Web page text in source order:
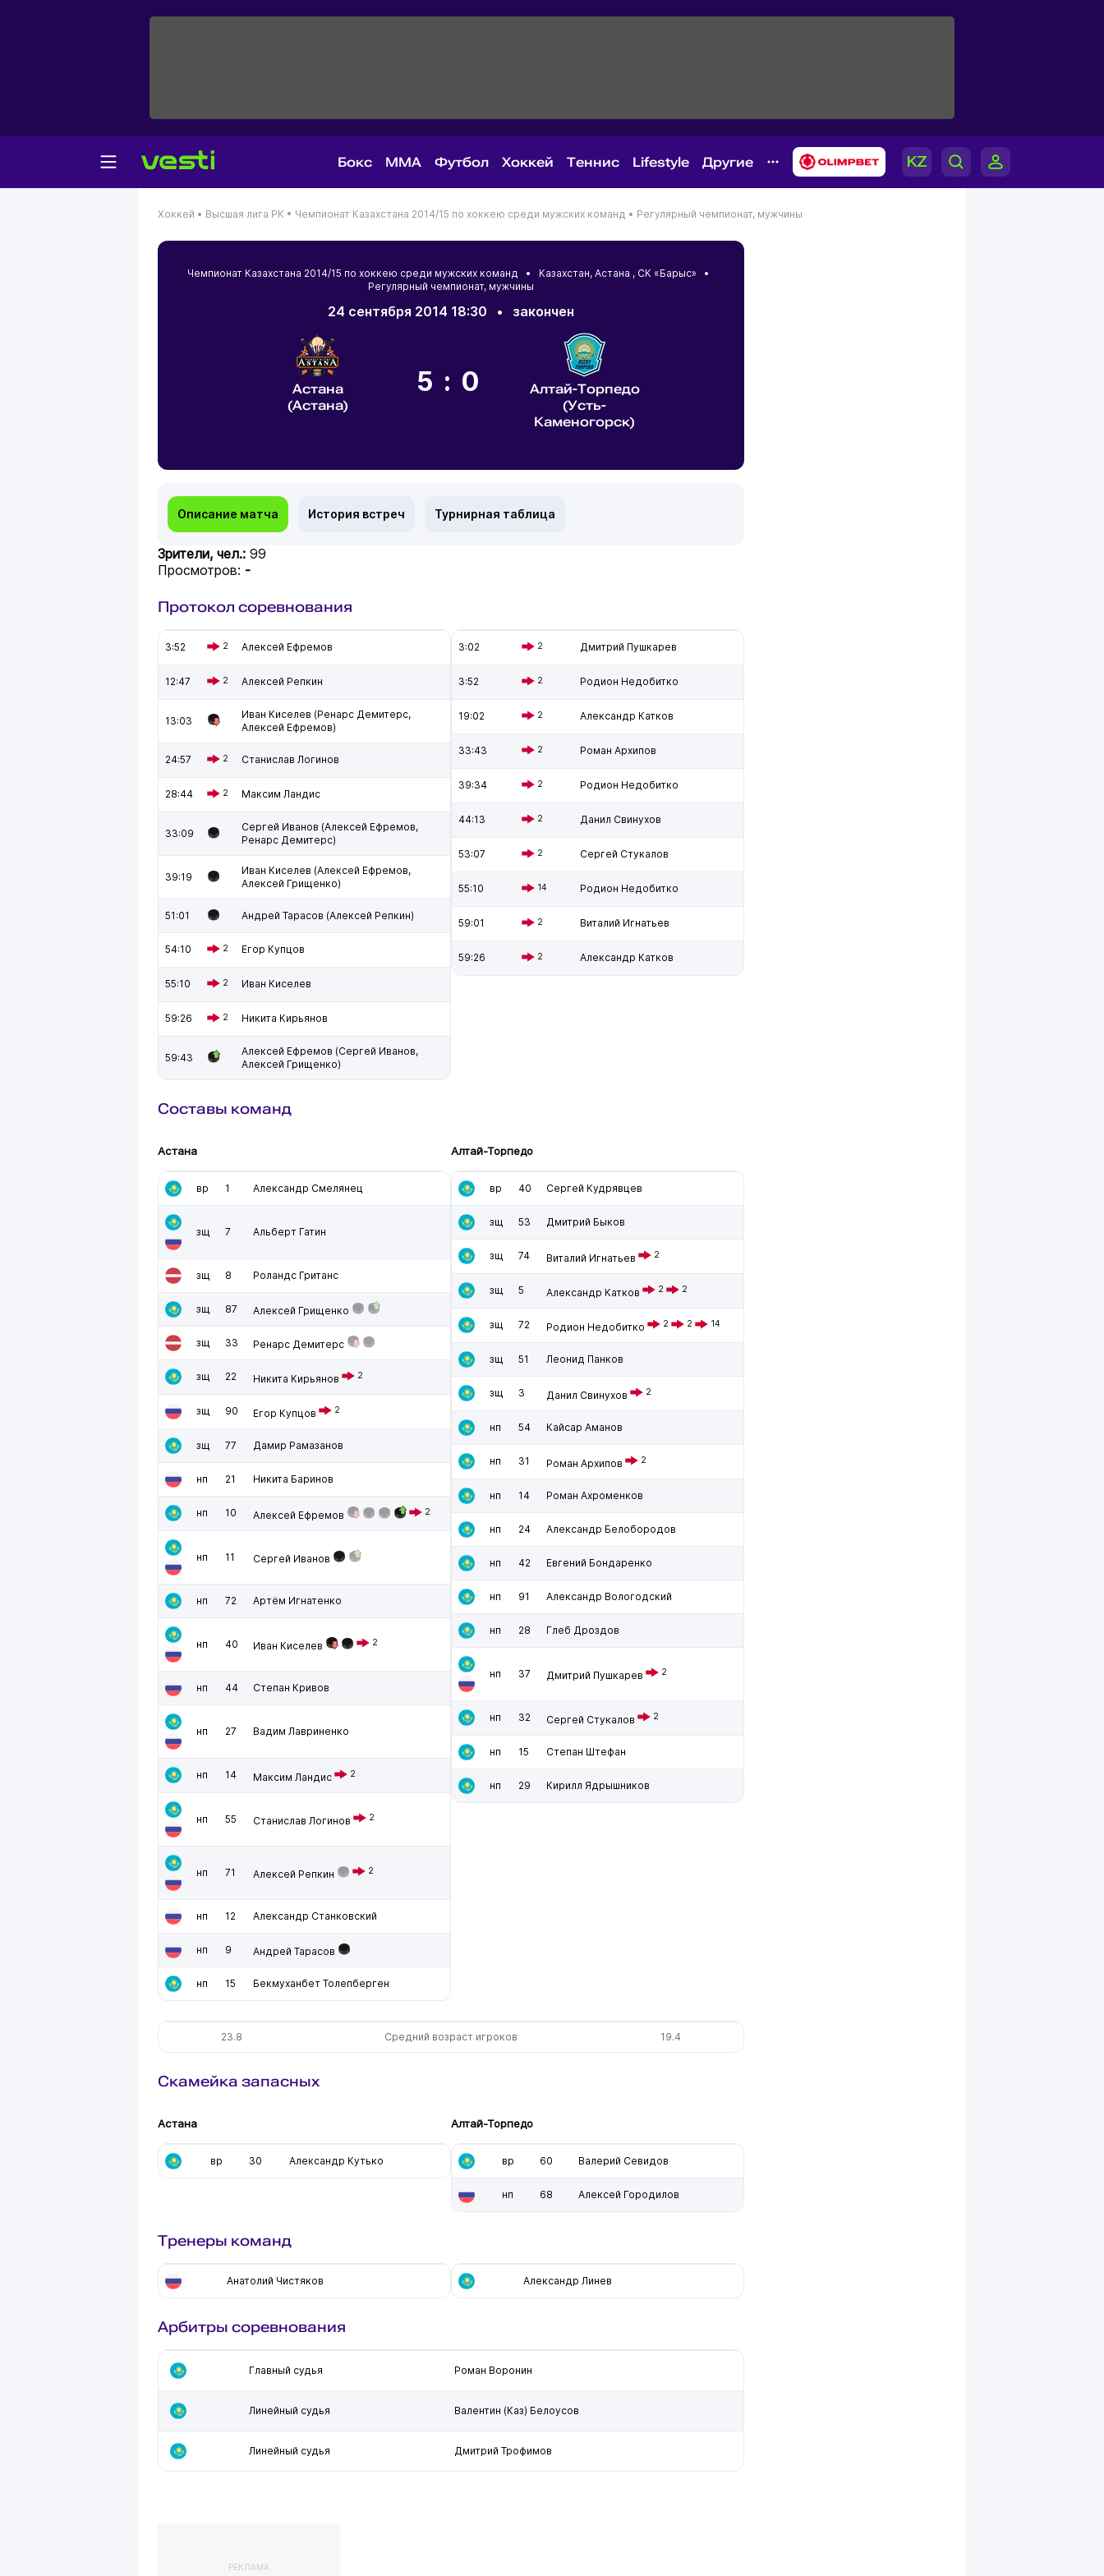
Бокс MMA Футбол Хоккей Теннис Lifestyle Другие
Хоккей • Высшая лига РК • Чемпионат Казахстана 2014/15 по хоккею среди мужских команд • Регулярный чемпионат, мужчины
Чемпионат Казахстана 2014/15 по хоккею среди мужских команд • Казахстан, Астана , СК «Барыс» •
Регулярный чемпионат, мужчины
24 сентября 2014 18:30 • закончен
Астана
(Астана)
5:0
Алтай-Торпедо
(Усть-
Каменогорск)
Описание матча История встреч Турнирная таблица
Зрители, чел.: 99
Просмотров: -
Протокол соревнования
3:52 2 Алексей Ефремов
12:47 2 Алексей Репкин
13:03
Иван Киселев (Ренарс Демитерс,
Алексей Ефремов)
24:57 2 Станислав Логинов
28:44 2 Максим Ландис
33:09
Сергей Иванов (Алексей Ефремов,
Ренарс Демитерс)
39:19
Иван Киселев (Алексей Ефремов,
Алексей Грищенко)
51:01 Андрей Тарасов (Алексей Репкин)
54:10 2 Егор Купцов
55:10 2 Иван Киселев
59:26 2 Никита Кирьянов
59:43
Алексей Ефремов (Сергей Иванов,
Алексей Грищенко)
3:02 2 Дмитрий Пушкарев
3:52 2 Родион Недобитко
19:02 2 Александр Катков
33:43 2 Роман Архипов
39:34 2 Родион Недобитко
44:13 2 Данил Свинухов
53:07 2 Сергей Стукалов
55:10 14 Родион Недобитко
59:01 2 Виталий Игнатьев
59:26 2 Александр Катков
Составы команд
Астана
вр 1 Александр Смелянец
зщ 7 Альберт Гатин
зщ 8 Роландс Гританс
зщ 87 Алексей Грищенко
зщ 33 Ренарс Демитерс
зщ 22 Никита Кирьянов 2
зщ 90 Егор Купцов 2
зщ 77 Дамир Рамазанов
нп 21 Никита Баринов
нп 10 Алексей Ефремов 2
нп 11 Сергей Иванов
нп 72 Артём Игнатенко
нп 40 Иван Киселев 2
нп 44 Степан Кривов
нп 27 Вадим Лавриненко
нп 14 Максим Ландис 2
нп 55 Станислав Логинов 2
нп 71 Алексей Репкин 2
нп 12 Александр Станковский
нп 9 Андрей Тарасов
нп 15 Бекмуханбет Толепберген
Алтай-Торпедо
вр 40 Сергей Кудрявцев
зщ 53 Дмитрий Быков
зщ 74 Виталий Игнатьев 2
зщ 5 Александр Катков 2 2
зщ 72 Родион Недобитко 2 2 14
зщ 51 Леонид Панков
зщ 3 Данил Свинухов 2
нп 54 Кайсар Аманов
нп 31 Роман Архипов 2
нп 14 Роман Ахроменков
нп 24 Александр Белобородов
нп 42 Евгений Бондаренко
нп 91 Александр Вологодский
нп 28 Глеб Дроздов
нп 37 Дмитрий Пушкарев 2
нп 32 Сергей Стукалов 2
нп 15 Степан Штефан
нп 29 Кирилл Ядрышников
23.8 Средний возраст игроков 19.4
Скамейка запасных
Астана
вр 30 Александр Кутько
Алтай-Торпедо
вр 60 Валерий Севидов
нп 68 Алексей Городилов
Тренеры команд
Анатолий Чистяков Александр Линев
Арбитры соревнования
Главный судья Роман Воронин
Линейный судья Валентин (Каз) Белоусов
Линейный судья Дмитрий Трофимов
РЕКЛАМА